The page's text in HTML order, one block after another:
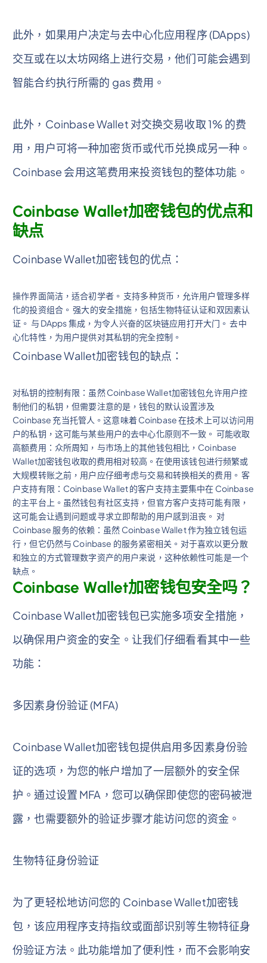
此外，如果用户决定与去中心化应用程序 (DApps)
交互或在以太坊网络上进行交易，他们可能会遇到
智能合约执行所需的 gas 费用。
此外，Coinbase Wallet 对交换交易收取 1% 的费
用，用户可将一种加密货币或代币兑换成另一种。
Coinbase 会用这笔费用来投资钱包的整体功能。
Coinbase Wallet加密钱包的优点和
缺点
Coinbase Wallet加密钱包的优点：
操作界面简洁，适合初学者。 支持多种货币，允许用户管理多样
化的投资组合。 强大的安全措施，包括生物特征认证和双因素认
证。 与 DApps 集成，为令人兴奋的区块链应用打开大门。 去中
心化特性，为用户提供对其私钥的完全控制。
Coinbase Wallet加密钱包的缺点：
对私钥的控制有限：虽然 Coinbase Wallet加密钱包允许用户控
制他们的私钥，但需要注意的是，钱包的默认设置涉及
Coinbase 充当托管人。这意味着 Coinbase 在技术上可以访问用
户的私钥，这可能与某些用户的去中心化原则不一致。 可能收取
高额费用：众所周知，与市场上的其他钱包相比，Coinbase
Wallet加密钱包收取的费用相对较高。在使用该钱包进行频繁或
大规模转账之前，用户应仔细考虑与交易和转换相关的费用。 客
户支持有限：Coinbase Wallet 的客户支持主要集中在 Coinbase
的主平台上。虽然钱包有社区支持，但官方客户支持可能有限，
这可能会让遇到问题或寻求立即帮助的用户感到沮丧。 对
Coinbase 服务的依赖：虽然 Coinbase Wallet 作为独立钱包运
行，但它仍然与 Coinbase 的服务紧密相关。对于喜欢以更分散
和独立的方式管理数字资产的用户来说，这种依赖性可能是一个
缺点。
Coinbase Wallet加密钱包安全吗？
Coinbase Wallet加密钱包已实施多项安全措施，
以确保用户资金的安全。让我们仔细看看其中一些
功能：
多因素身份验证 (MFA)
Coinbase Wallet加密钱包提供启用多因素身份验
证的选项，为您的帐户增加了一层额外的安全保
护。通过设置 MFA，您可以确保即使您的密码被泄
露，也需要额外的验证步骤才能访问您的资金。
生物特征身份验证
为了更轻松地访问您的 Coinbase Wallet加密钱
包，该应用程序支持指纹或面部识别等生物特征身
份验证方法。此功能增加了便利性，而不会影响安